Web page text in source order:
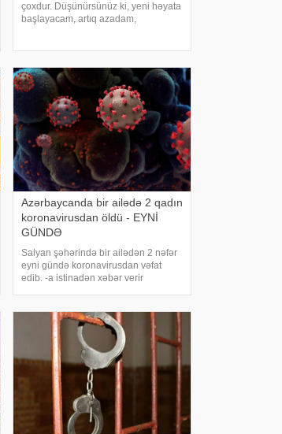
çoxdur. Düşünürsünüz ki, yeni həyata
başlayacam, artıq azadam,
verir ki, bu sözlər
Azərbaycanda bir ailədə 2 qadın
koronavirusdan öldü - EYNİ
GÜNDƏ
Salyan şəhərində bir ailədən 2 nəfər
eyni gündə koronavirusdan vəfat
edib. -a istinadən xəbər verir
virusu səbəbindən ağırlaşıb. Eyni
zamanda xronik